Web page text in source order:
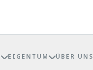
EIGENTUM ÜBER UNS